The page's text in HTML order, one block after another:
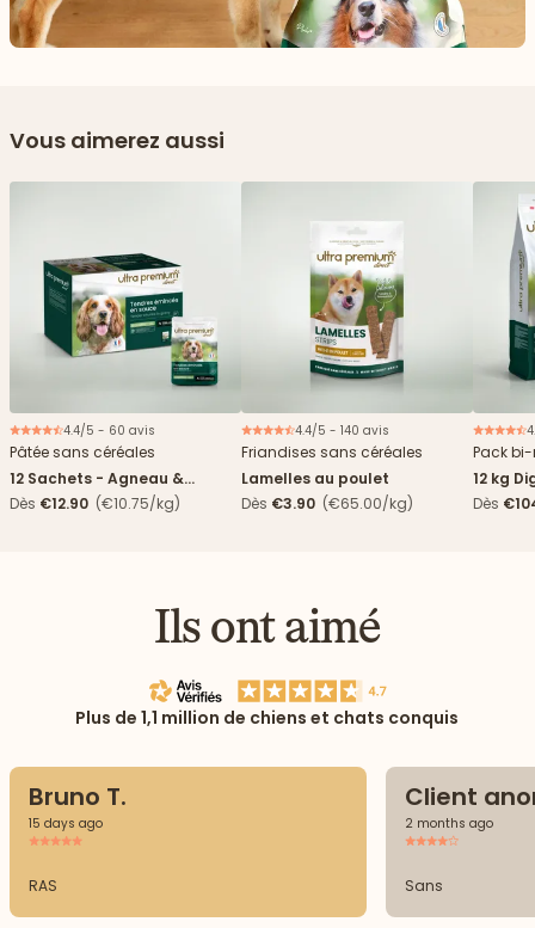
Vous aimerez aussi
4.4/5 - 60 avis
Pâtée sans céréales
12 Sachets - Agneau &
haricots verts
Dès €12.90 (€10.75/kg)
4.4/5 - 140 avis
Friandises sans céréales
Lamelles au poulet
Dès €3.90 (€65.00/kg)
Pack
12 kg
boîtes
Dès
Ils ont aimé
Plus de 1,1 million de chiens et chats conquis
Bruno T.
15 days ago
RAS
Client
2 months ago
Sans